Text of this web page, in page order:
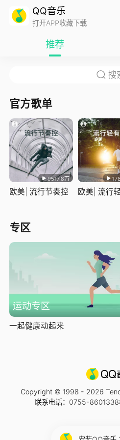
QQ音乐
打开APP收藏下载
推荐
官方歌单
9517.8万
欧美| 流行节奏控 欧美| 流行
专区
运动专区
一起健康动起来
Copyright © 1998 - 2026
联系电话：0755-